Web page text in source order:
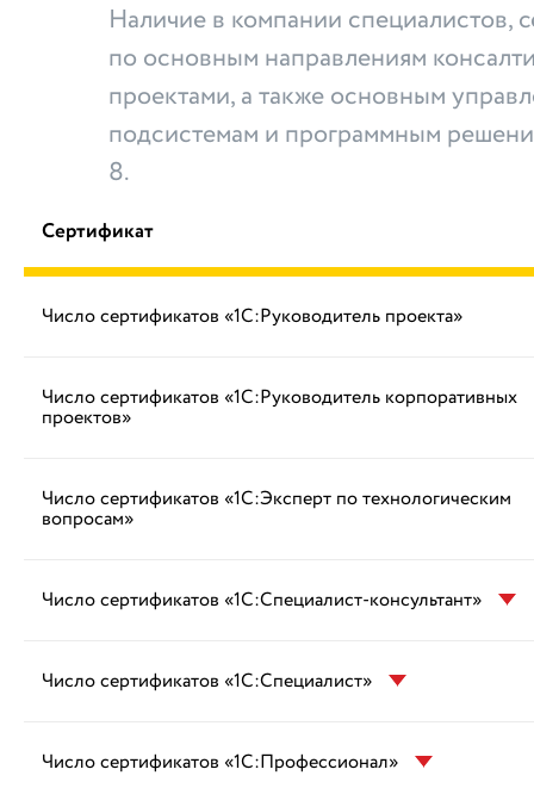
Наличие в компании специалистов,
по основным направлениям
проектами, а также основным
подсистемам и программным
8.
Сертификат
Число сертификатов «1С:Руководитель проекта»
Число сертификатов «1С:Руководитель корпоративных
проектов»
Число сертификатов «1С:Эксперт по технологическим
вопросам»
Число сертификатов «1С:Специалист-консультант»
Число сертификатов «1С:Специалист»
Число сертификатов «1С:Профессионал»